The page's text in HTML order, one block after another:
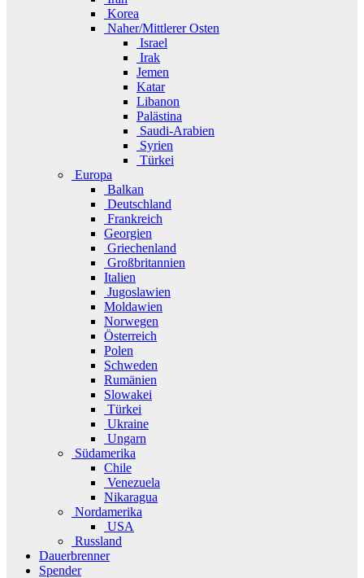
Korea
Naher/Mittlerer Osten
Israel
Irak
Jemen
Katar
Libanon
Palästina
Saudi-Arabien
Syrien
Türkei
Europa
Balkan
Deutschland
Frankreich
Georgien
Griechenland
Großbritannien
Italien
Jugoslawien
Moldawien
Norwegen
Österreich
Polen
Schweden
Rumänien
Slowakei
Türkei
Ukraine
Ungarn
Südamerika
Chile
Venezuela
Nikaragua
Nordamerika
USA
Russland
Dauerbrenner
Spender